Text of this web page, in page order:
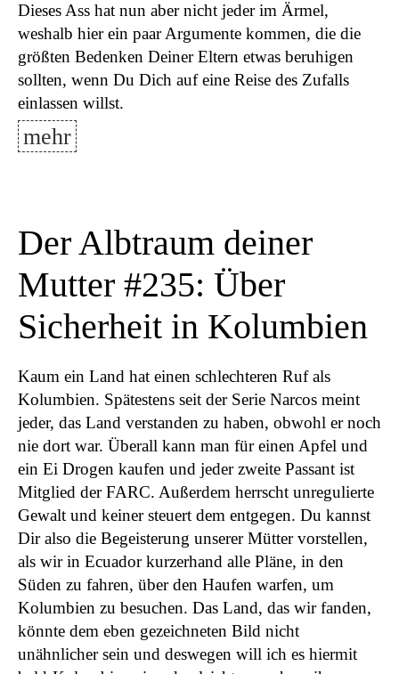
Dieses Ass hat nun aber nicht jeder im Ärmel,
weshalb hier ein paar Argumente kommen, die die
größten Bedenken Deiner Eltern etwas beruhigen
sollten, wenn Du Dich auf eine Reise des Zufalls
einlassen willst.
mehr
Der Albtraum deiner
Mutter #235: Über
Sicherheit in Kolumbien
Kaum ein Land hat einen schlechteren Ruf als
Kolumbien. Spätestens seit der Serie Narcos meint
jeder, das Land verstanden zu haben, obwohl er noch
nie dort war. Überall kann man für einen Apfel und
ein Ei Drogen kaufen und jeder zweite Passant ist
Mitglied der FARC. Außerdem herrscht unregulierte
Gewalt und keiner steuert dem entgegen. Du kannst
Dir also die Begeisterung unserer Mütter vorstellen,
als wir in Ecuador kurzerhand alle Pläne, in den
Süden zu fahren, über den Haufen warfen, um
Kolumbien zu besuchen. Das Land, das wir fanden,
könnte dem eben gezeichneten Bild nicht
unähnlicher sein und deswegen will ich es hiermit